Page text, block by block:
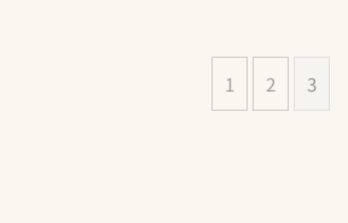
1 2 3